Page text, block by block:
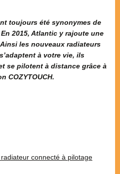
toujours été synonymes de
2015, Atlantic y rajoute une
les nouveaux radiateurs
à votre vie, ils
se pilotent à distance grâce à
COZYTOUCH.
connecté à pilotage